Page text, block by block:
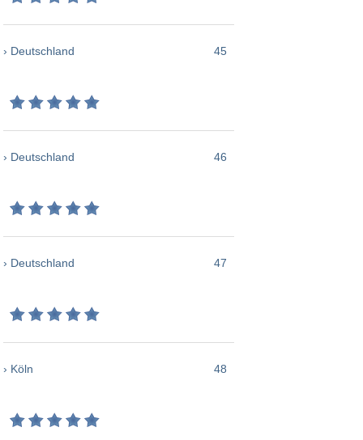
› Deutschland 45
› Deutschland 46
› Deutschland 47
› Köln 48